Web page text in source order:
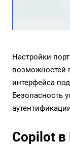
Настройки
возможностей
интерфейса
Безопасность
Copilot в